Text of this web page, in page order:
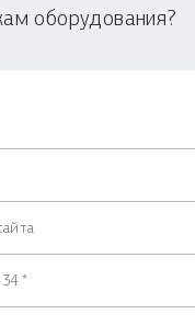
оборудования?